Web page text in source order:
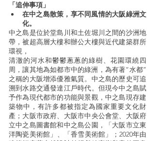
「追伸事項」
在中之島散策，享不同風情的大阪綠洲文
化。
中之島是位於堂島川和土佐堀川之間的沙洲地
帶，被超高層大樓和辦公大樓與近代建築群所
環視，
清澈的河水和鬱鬱蔥蔥的綠樹、花園環繞四
周，讓其地為如都市中的綠洲，為有著“水都”
之稱的大阪增添優雅氣質。中之島的歷史可追
溯到水路交通發達江戶時代。但現今中之島賦
予作為現代都市的功能與景觀，中之島現存建
築物中，有許多都被指定為國家重要文化財
產；大阪市政府、大阪市中央公會堂、大阪府
立中之島圖書館和中之島公園，「大阪市立東
洋陶瓷美術館」、「香雪美術館」；2020年由